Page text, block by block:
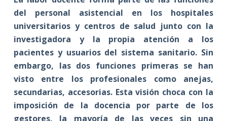
del personal asistencial en los hospitales
universitarios y centros de salud junto con la
investigadora y la propia atención a los
pacientes y usuarios del sistema sanitario. Sin
embargo, las dos funciones primeras se han
visto entre los profesionales como anejas,
secundarias, accesorias. Esta visión choca con la
imposición de la docencia por parte de los
gestores, la mayoría de las veces sin una